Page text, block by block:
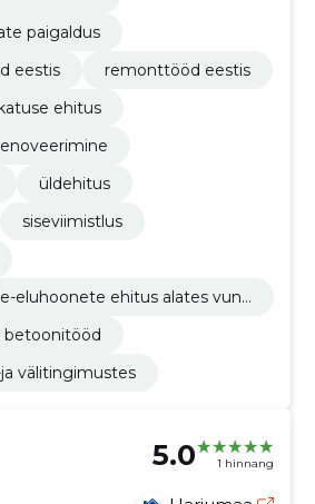
paigaldus
eestis
remonttööd eestis
ehitus
üldehitus
siseviimistlus
eluhoonete ehitus alates vund
betoonitööd
välitingimustes
5.0 1 hinnang